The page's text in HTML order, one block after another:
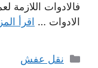
فالادوات اللازمة
الادوات …
اقرأ
التصنيفات
نقل عفش